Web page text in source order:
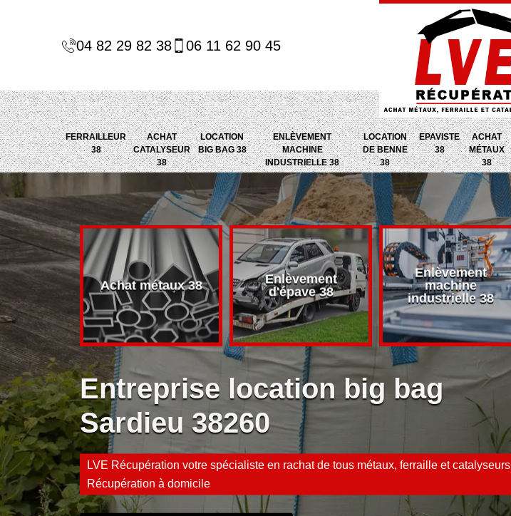
04 82 29 82 38 06 11 62 90 45
FERRAILLEUR
38
ACHAT
CATALYSEUR
38
LOCATION
BIG BAG 38
ENLÈVEMENT
MACHINE
INDUSTRIELLE 38
LOCATION
DE BENNE
38
EPAVISTE
38
ACHAT
MÉTAUX
38
38 Achat métaux 38
Enlèvement
d'épave 38
Enlèvement
machine
industrielle 38
Entreprise location big bag
Sardieu 38260
LVE Récupération votre spécialiste en rachat de tous métaux, ferraille et catalyseurs
Récupération à domicile